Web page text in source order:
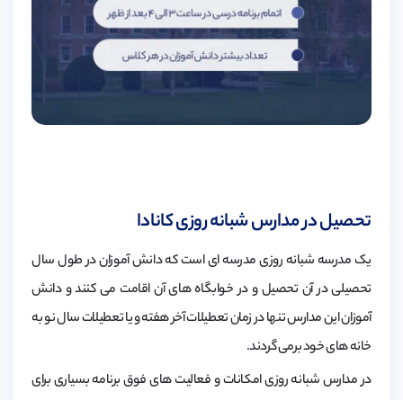
تحصیل در مدارس شبانه روزی کانادا
یک مدرسه شبانه روزی مدرسه ای است که دانش آموزان در طول سال
تحصیلی در آن تحصیل و در خوابگاه های آن اقامت می کنند و دانش
آموزان این مدارس تنها در زمان تعطیلات آخر هفته و یا تعطیلات سال نو به
خانه های خود برمی گردند.
در مدارس شبانه روزی امکانات و فعالیت های فوق برنامه بسیاری برای